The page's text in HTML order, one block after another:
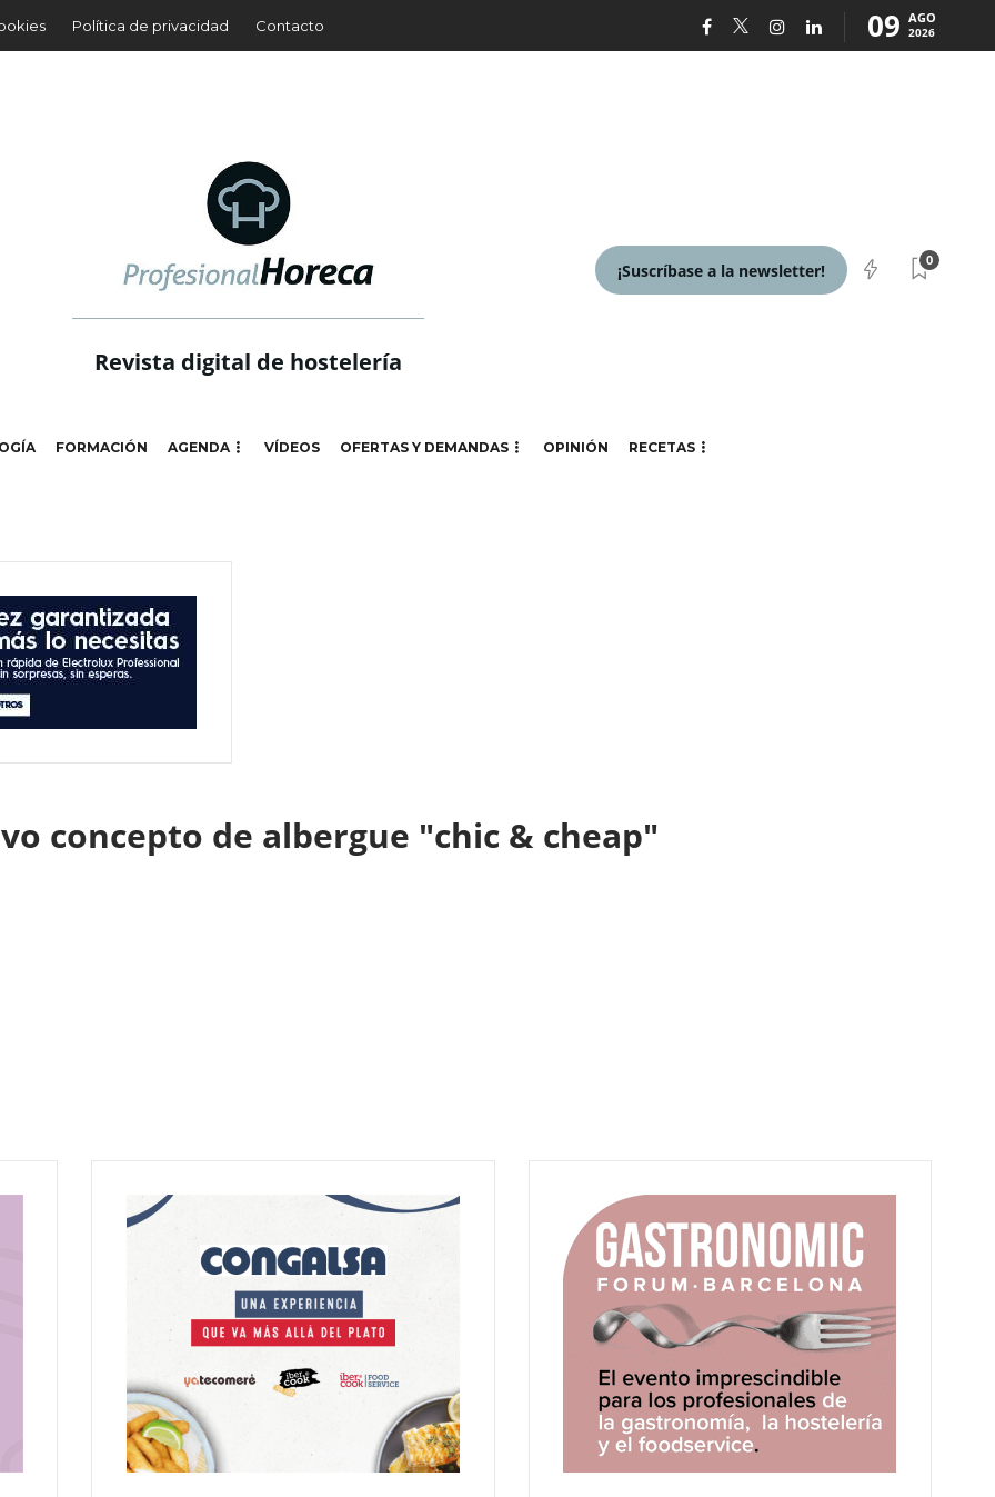
Política de privacidad Contacto 09 AGO
2026
Revista digital de hostelería
¡Suscríbase a la newsletter!
0
FORMACIÓN AGENDA VÍDEOS OFERTAS Y DEMANDAS OPINIÓN RECETAS
concepto de albergue "chic & cheap"